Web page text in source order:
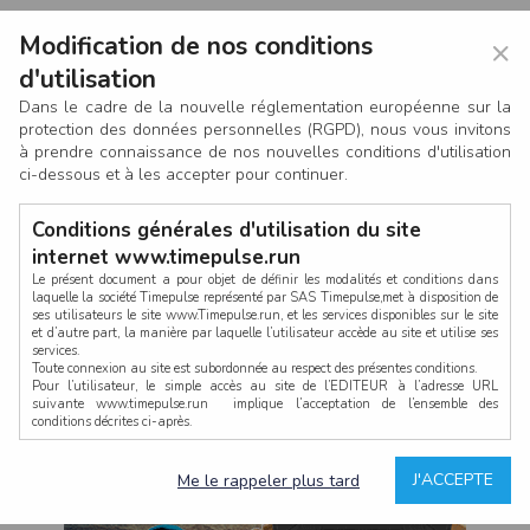
CONNEXION
×
Modification de nos conditions
d'utilisation
Dans le cadre de la nouvelle réglementation européenne sur la
protection des données personnelles (RGPD), nous vous invitons
à prendre connaissance de nos nouvelles conditions d'utilisation
ci-dessous et à les accepter pour continuer.
Conditions générales d'utilisation du site
internet www.timepulse.run
Le présent document a pour objet de définir les modalités et conditions dans
laquelle la société Timepulse représenté par SAS Timepulse,met à disposition de
ses utilisateurs le site www.Timepulse.run, et les services disponibles sur le site
et d’autre part, la manière par laquelle l’utilisateur accède au site et utilise ses
services.
Toute connexion au site est subordonnée au respect des présentes conditions.
Pour l’utilisateur, le simple accès au site de l’EDITEUR à l’adresse URL
suivante www.timepulse.run implique l’acceptation de l’ensemble des
conditions décrites ci-après.
La structure générale du site www.timepulse.run, par quelque procédé que ce
soit, sans l'autorisation préalable et par écrit de Fourcherot Mickael et/ou de ses
J'ACCEPTE
Me le rappeler plus tard